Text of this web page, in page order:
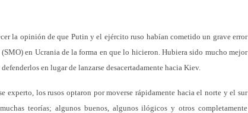
la opinión de que Putin y el ejército ruso habían cometido un grave error
en Ucrania de la forma en que lo hicieron. Hubiera sido mucho mejor
en lugar de lanzarse desacertadamente hacia Kiev.
experto, los rusos optaron por moverse rápidamente hacia el norte y el sur
teorías; algunos buenos, algunos ilógicos y otros completamente